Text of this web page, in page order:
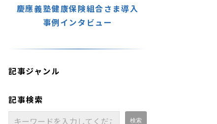
慶應義塾健康保険組合さま導入
事例インタビュー
記事ジャンル
記事検索